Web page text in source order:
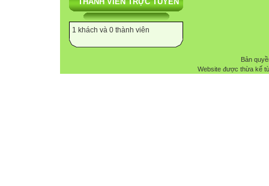
1 khách và 0 thành viên
Bản
Website được thừa kế